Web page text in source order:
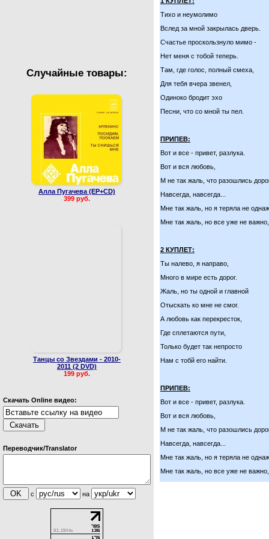
Случайные товары:
Алла Пугачева (EP+CD)
399 руб.
Танцы со Звездами - 2010-
2011 (2 DVD)
199 руб.
Скачать Online видео:
Переводчик/Translator
с на
Тихо и неумолимо
Вслед за мной закрылась дверь.
Счастье проскользнуло мимо -
Нет меня с тобой теперь.
Там, где голос, полный смеха,
Для тебя вчера звенел,
Одиноко бродит эхо
Песни, что со мной ты пел.
ПРИПЕВ:
Вот и все - привет, разлука.
Вот и вся любовь,
М не так жаль, что разошлись
Навсегда, навсегда...
Мне так жаль, но я теряла не
Мне так жаль, но все уже не
2 КУПЛЕТ:
Ты налево, я направо,
Много в мире есть дорог.
Жаль, но ты одной и главной
Отыскать ко мне не смог.
А любовь как перекресток,
Где сплетаются пути,
Только будет так непросто
Нам с тобй его найти.
ПРИПЕВ:
Вот и все - привет, разлука.
Вот и вся любовь,
М не так жаль, что разошлись
Навсегда, навсегда...
Мне так жаль, но я теряла не
Мне так жаль, но все уже не